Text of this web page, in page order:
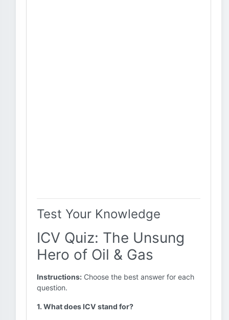
Test Your Knowledge
ICV Quiz: The Unsung
Hero of Oil & Gas
Instructions: Choose the best answer for each
question.
1. What does ICV stand for?